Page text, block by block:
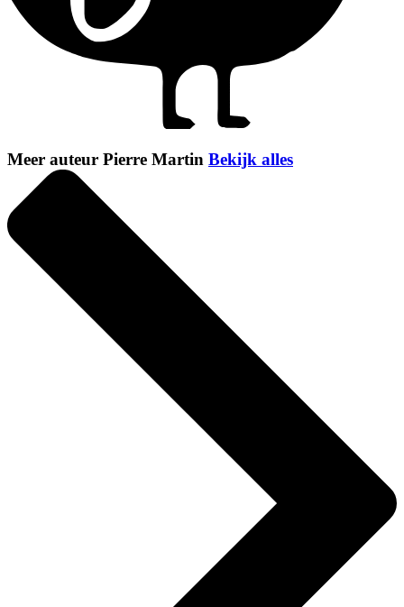
Meer auteur Pierre Martin Bekijk alles